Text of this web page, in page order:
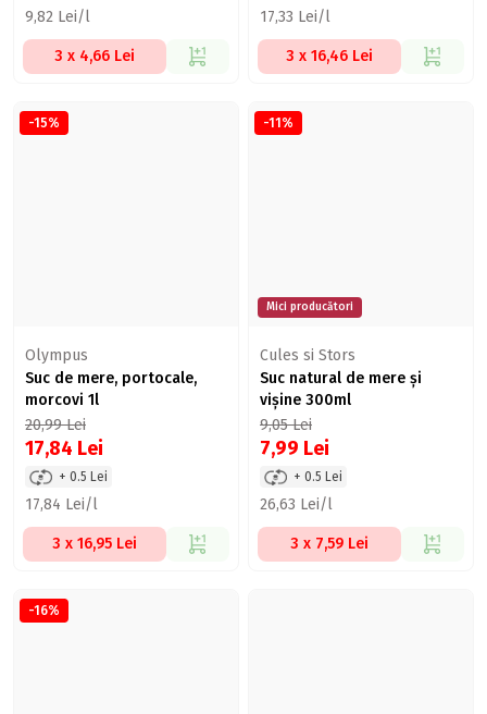
9,82 Lei/l
3 x 4,66 Lei
17,33 Lei/l
3 x 16,46 Lei
-15%
Olympus
Suc de mere, portocale,
morcovi 1l
20,99Lei
17,84 Lei
+ 0.5 Lei
17,84 Lei/l
3 x 16,95 Lei
-11%
Mici producători
Cules si Stors
Suc natural de mere şi
vișine 300ml
9,05Lei
7,99 Lei
+ 0.5 Lei
26,63 Lei/l
3 x 7,59 Lei
-16%